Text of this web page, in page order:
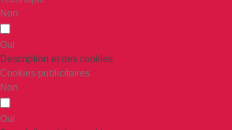
Non
Oui
Description et des cookies
Cookies publicitaires
Non
Oui